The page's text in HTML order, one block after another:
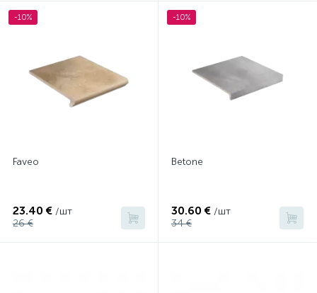
-10%
Faveo
23.40 € /шт
26 €
-10%
Betone
30.60 € /шт
34 €